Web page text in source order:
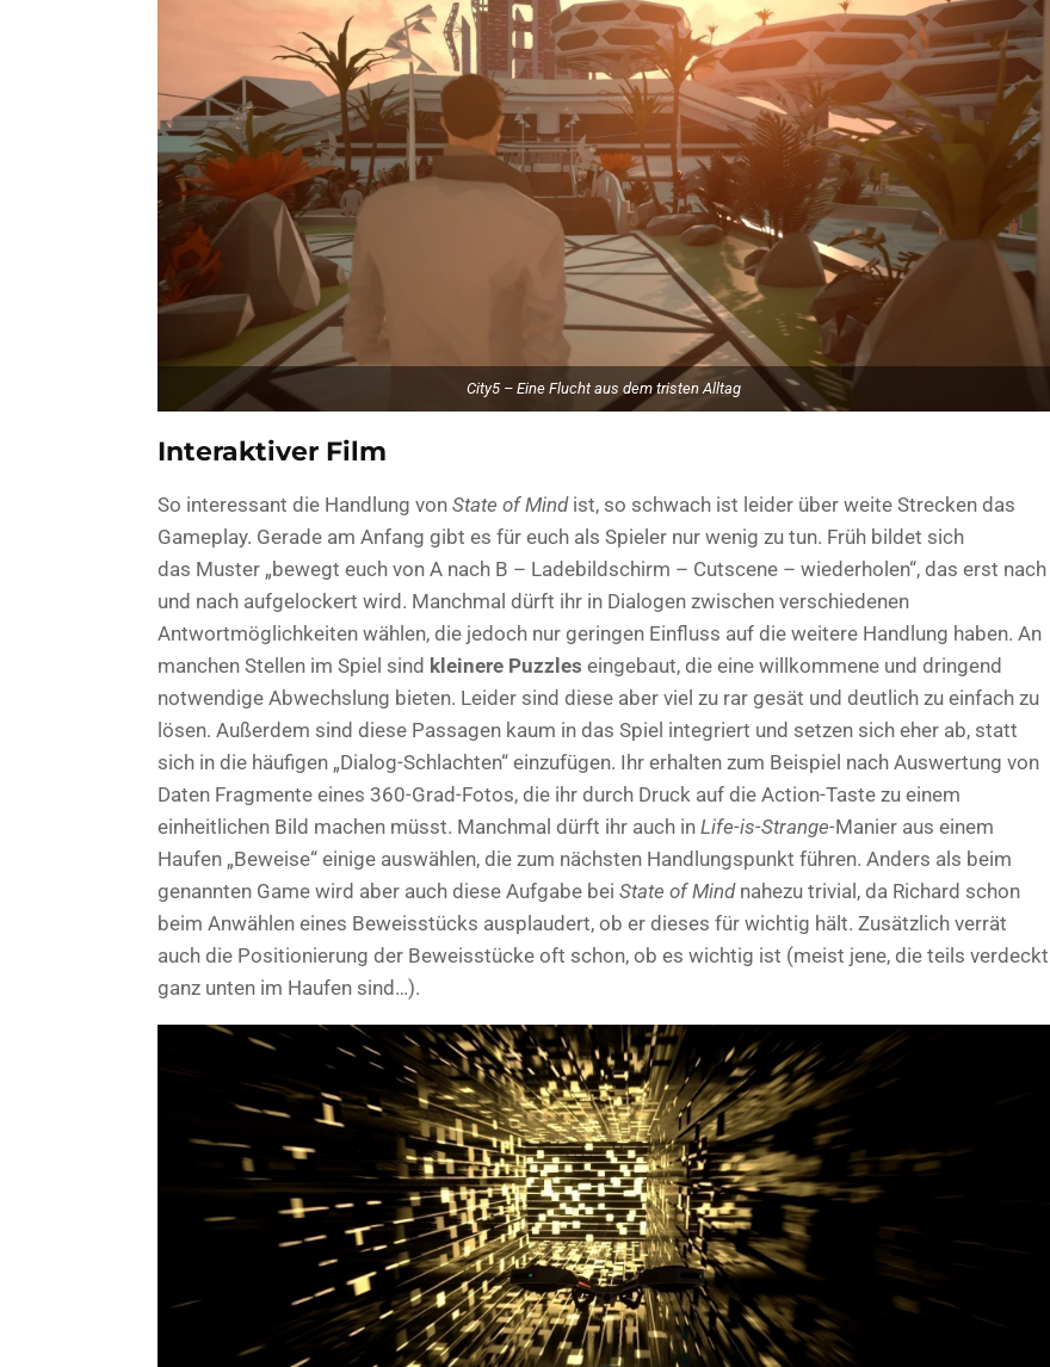
City5 – Eine Flucht aus dem tristen Alltag
Interaktiver Film
So interessant die Handlung von State of Mindist, so schwach ist leider über weite Strecken das
Gameplay. Gerade am Anfang gibt es für euch als Spieler nur wenig zu tun. Früh bildet sich
das Muster „bewegt euch von A nach B – Ladebildschirm – Cutscene – wiederholen“, das erst nach
und nach aufgelockert wird. Manchmal dürft ihr in Dialogen zwischen verschiedenen
Antwortmöglichkeiten wählen, die jedoch nur geringen Einfluss auf die weitere Handlung haben. An
manchen Stellen im Spiel sind kleinere Puzzles eingebaut, die eine willkommene und dringend
notwendige Abwechslung bieten. Leider sind diese aber viel zu rar gesät und deutlich zu einfach zu
lösen. Außerdem sind diese Passagen kaum in das Spiel integriert und setzen sich eher ab, statt
sich in die häufigen „Dialog-Schlachten“ einzufügen. Ihr erhalten zum Beispiel nach Auswertung von
Daten Fragmente eines 360-Grad-Fotos, die ihr durch Druck auf die Action-Taste zu einem
einheitlichen Bild machen müsst. Manchmal dürft ihr auch in Life-is-Strange-Manier aus einem
Haufen „Beweise“ einige auswählen, die zum nächsten Handlungspunkt führen. Anders als beim
genannten Game wird aber auch diese Aufgabe bei State of Mindnahezu trivial, da Richard schon
beim Anwählen eines Beweisstücks ausplaudert, ob er dieses für wichtig hält. Zusätzlich verrät
auch die Positionierung der Beweisstücke oft schon, ob es wichtig ist (meist jene, die teils verdeckt
ganz unten im Haufen sind…).